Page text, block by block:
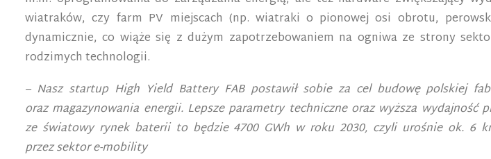
wiatraków, czy farm PV miejscach (np. wiatraki o pionowej osi obrotu,
dynamicznie, co wiąże się z dużym zapotrzebowaniem na ogniwa ze strony
rodzimych technologii.
– Nasz startup High Yield Battery FAB postawił sobie za cel budowę polskiej
oraz magazynowania energii. Lepsze parametry techniczne oraz wyższa
ze światowy rynek baterii to będzie 4700 GWh w roku 2030, czyli urośnie ok. 6
przez sektor e-mobility